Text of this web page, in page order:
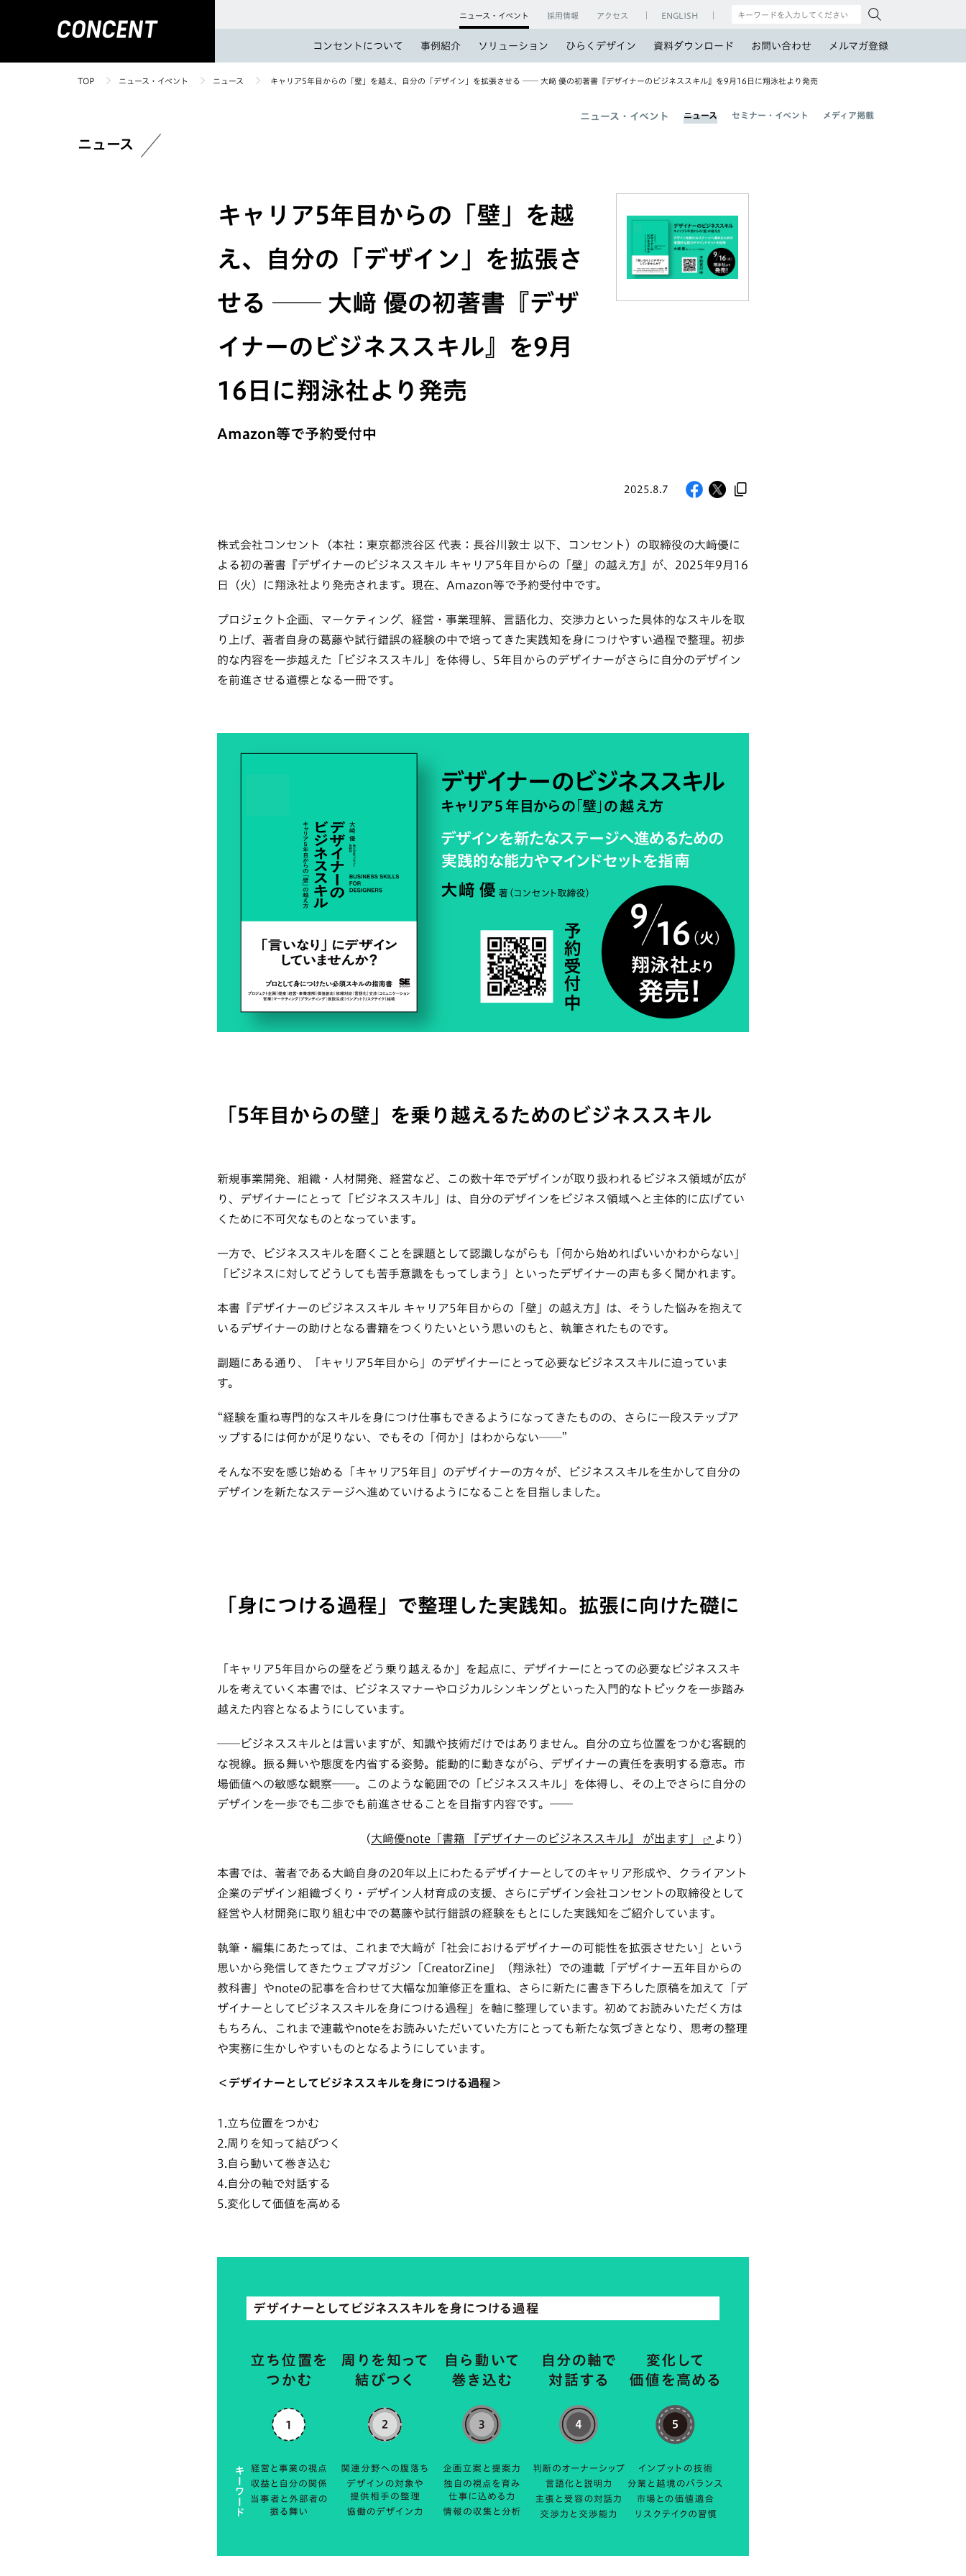
コンセントについて 事例紹介 ソリューション ひらくデザイン 資料ダウンロード お問い合わせ メルマガ登録
ニュース・イベント 採用情報 アクセス ENGLISH
TOP ニュース・イベント ニュース キャリア5年目からの「壁」を越え、自分の「デザイン」を拡張させる ── 大﨑 優の初著書『デザイナーのビジネススキル』を9月16日に翔泳社より発売
ニュース・イベント ニュース セミナー・イベント メディア掲載
ニュース
キャリア5年目からの「壁」を越
え、自分の「デザイン」を拡張さ
せる ── 大﨑 優の初著書『デザ
イナーのビジネススキル』を9月
16日に翔泳社より発売
Amazon等で予約受付中
2025.8.7
株式会社コンセント（本社：東京都渋谷区 代表：長谷川敦士 以下、コンセント）の取締役の大﨑優に
よる初の著書『デザイナーのビジネススキル キャリア5年目からの「壁」の越え方』が、2025年9月16
日（火）に翔泳社より発売されます。現在、Amazon等で予約受付中です。
プロジェクト企画、マーケティング、経営・事業理解、言語化力、交渉力といった具体的なスキルを取
り上げ、著者自身の葛藤や試行錯誤の経験の中で培ってきた実践知を身につけやすい過程で整理。初歩
的な内容を一歩越えた「ビジネススキル」を体得し、5年目からのデザイナーがさらに自分のデザイン
を前進させる道標となる一冊です。
「5年目からの壁」を乗り越えるためのビジネススキル
新規事業開発、組織・人材開発、経営など、この数十年でデザインが取り扱われるビジネス領域が広が
り、デザイナーにとって「ビジネススキル」は、自分のデザインをビジネス領域へと主体的に広げてい
くために不可欠なものとなっています。
一方で、ビジネススキルを磨くことを課題として認識しながらも「何から始めればいいかわからない」
「ビジネスに対してどうしても苦手意識をもってしまう」といったデザイナーの声も多く聞かれます。
本書『デザイナーのビジネススキル キャリア5年目からの「壁」の越え方』は、そうした悩みを抱えて
いるデザイナーの助けとなる書籍をつくりたいという思いのもと、執筆されたものです。
副題にある通り、「キャリア5年目から」のデザイナーにとって必要なビジネススキルに迫っていま
す。
“経験を重ね専門的なスキルを身につけ仕事もできるようになってきたものの、さらに一段ステップア
ップするには何かが足りない、でもその「何か」はわからない──”
そんな不安を感じ始める「キャリア5年目」のデザイナーの方々が、ビジネススキルを生かして自分の
デザインを新たなステージへ進めていけるようになることを目指しました。
「身につける過程」で整理した実践知。拡張に向けた礎に
「キャリア5年目からの壁をどう乗り越えるか」を起点に、デザイナーにとっての必要なビジネススキ
ルを考えていく本書では、ビジネスマナーやロジカルシンキングといった入門的なトピックを一歩踏み
越えた内容となるようにしています。
──ビジネススキルとは言いますが、知識や技術だけではありません。自分の立ち位置をつかむ客観的
な視線。振る舞いや態度を内省する姿勢。能動的に動きながら、デザイナーの責任を表明する意志。市
場価値への敏感な観察──。このような範囲での「ビジネススキル」を体得し、その上でさらに自分の
デザインを一歩でも二歩でも前進させることを目指す内容です。──
（大﨑優note「書籍 『デザイナーのビジネススキル』 が出ます」 より）
本書では、著者である大﨑自身の20年以上にわたるデザイナーとしてのキャリア形成や、クライアント
企業のデザイン組織づくり・デザイン人材育成の支援、さらにデザイン会社コンセントの取締役として
経営や人材開発に取り組む中での葛藤や試行錯誤の経験をもとにした実践知をご紹介しています。
執筆・編集にあたっては、これまで大﨑が「社会におけるデザイナーの可能性を拡張させたい」という
思いから発信してきたウェブマガジン「CreatorZine」（翔泳社）での連載「デザイナー五年目からの
教科書」やnoteの記事を合わせて大幅な加筆修正を重ね、さらに新たに書き下ろした原稿を加えて「デ
ザイナーとしてビジネススキルを身につける過程」を軸に整理しています。初めてお読みいただく方は
もちろん、これまで連載やnoteをお読みいただいていた方にとっても新たな気づきとなり、思考の整理
や実務に生かしやすいものとなるようにしています。
＜デザイナーとしてビジネススキルを身につける過程＞
1.立ち位置をつかむ
2.周りを知って結びつく
3.自ら動いて巻き込む
4.自分の軸で対話する
5.変化して価値を高める